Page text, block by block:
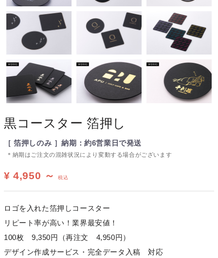
黒コースター 箔押し
［ 箔押しのみ ］納期：約6営業日で発送
＊納期はご注文の混雑状況により変動する場合がございます
¥ 4,950 ～ 税込
ロゴを入れた箔押しコースター
リピート率が高い！業界最安値！
100枚 9,350円（再注文 4,950円）
デザイン作成サービス・完全データ入稿 対応